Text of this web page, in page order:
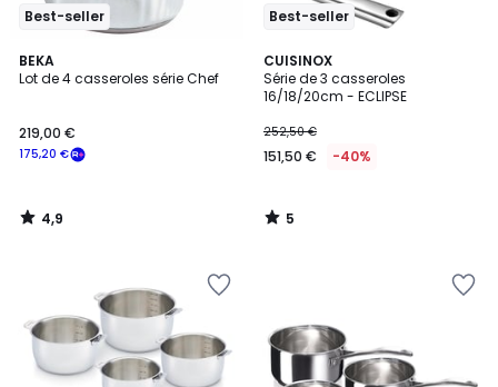
Best-seller
BEKA
Lot de 4 casseroles série Chef
€
souscrivez
notre
programme
la
place
175,20
175,20 €
219,00 €
4,9
/ 5
4,9
/
Best-seller
CUISINOX
Série de 3 casseroles
16/18/20cm - ECLIPSE
252,50 €
151,50 € -40%
5
/
5
5
/